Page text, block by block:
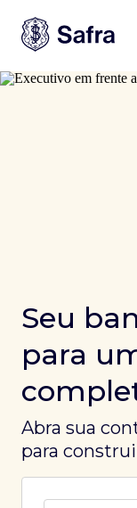
Seu
para
Abra sua
para